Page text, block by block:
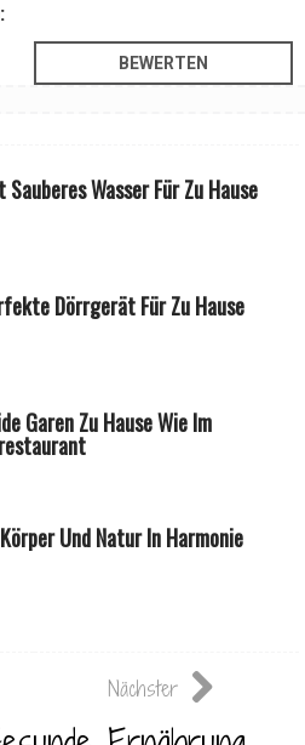
Wasser Für Zu Hause
Dörrgerät Für Zu Hause
Garen Zu Hause Wie Im
Und Natur In Harmonie
Nächster